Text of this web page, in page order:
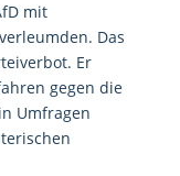
mit
Das
Er
gegen die
Umfragen